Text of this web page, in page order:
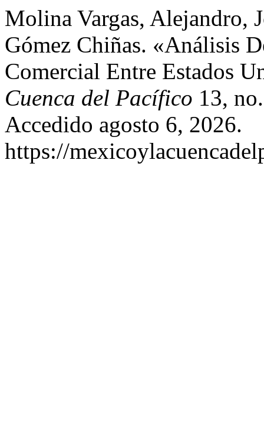
Molina Vargas, Alejandro,
Gómez Chiñas. «Análisis
Comercial Entre Estados
Cuenca del Pacífico 13,
Accedido agosto 6, 2026.
https://